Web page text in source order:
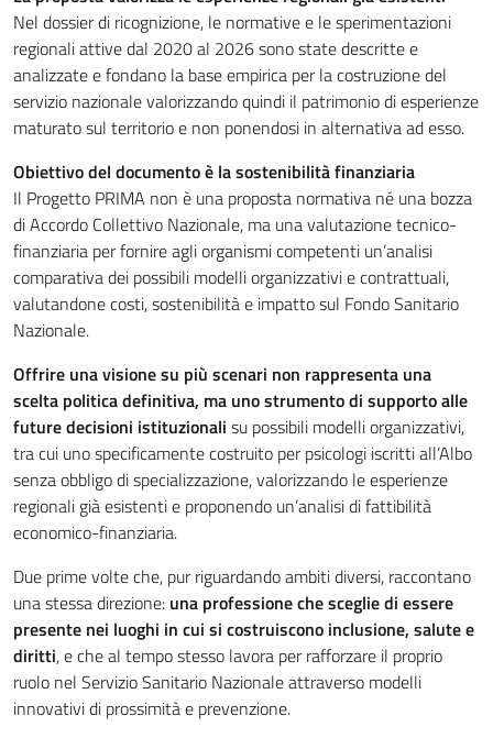
Nel dossier di ricognizione, le normative e le sperimentazioni
regionali attive dal 2020 al 2026 sono state descritte e
analizzate e fondano la base empirica per la costruzione del
servizio nazionale valorizzando quindi il patrimonio di esperienze
maturato sul territorio e non ponendosi in alternativa ad esso.
Obiettivo del documento è la sostenibilità finanziaria
Il Progetto PRIMA non è una proposta normativa né una bozza
di Accordo Collettivo Nazionale, ma una valutazione tecnico-
finanziaria per fornire agli organismi competenti un’analisi
comparativa dei possibili modelli organizzativi e contrattuali,
valutandone costi, sostenibilità e impatto sul Fondo Sanitario
Nazionale.
Offrire una visione su più scenari non rappresenta una
scelta politica definitiva, ma uno strumento di supporto alle
future decisioni istituzionali su possibili modelli organizzativi,
tra cui uno specificamente costruito per psicologi iscritti all’Albo
senza obbligo di specializzazione, valorizzando le esperienze
regionali già esistenti e proponendo un’analisi di fattibilità
economico-finanziaria.
Due prime volte che, pur riguardando ambiti diversi, raccontano
una stessa direzione: una professione che sceglie di essere
presente nei luoghi in cui si costruiscono inclusione, salute e
diritti, e che al tempo stesso lavora per rafforzare il proprio
ruolo nel Servizio Sanitario Nazionale attraverso modelli
innovativi di prossimità e prevenzione.